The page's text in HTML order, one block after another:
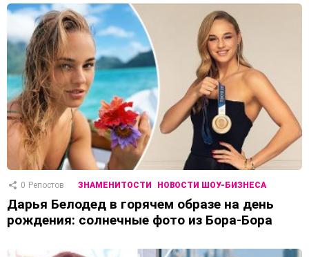
0 Репостов ЗНАМЕНИТОСТИ НОВОСТИ ШОУ-БИЗНЕСА
Дарья Белодед в горячем образе на день
рождения: солнечные фото из Бора-Бора